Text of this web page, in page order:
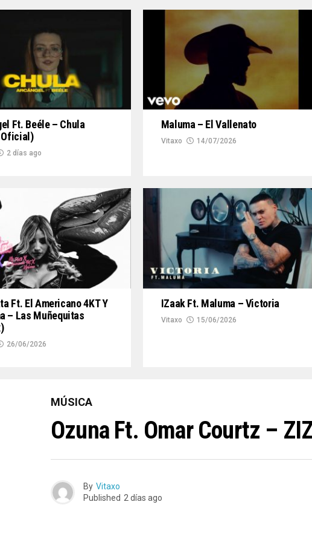
Ft. Beéle – Chula
Oficial)
2 días ago
Maluma – El Vallenato
Vitaxo 14/07/2026
Ft. El Americano 4KT Y
– Las Muñequitas
26/06/2026
IZaak Ft. Maluma – Victoria
Vitaxo 15/06/2026
MÚSICA
Ozuna Ft. Omar Courtz –
By Vitaxo
Published 2 días ago